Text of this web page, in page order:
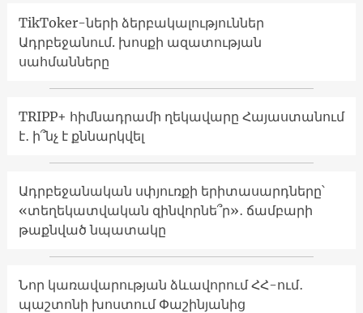
TikToker-ների ձերբակալություններ
Ադրբեջանում. խոսքի ազատության
սահմանները
TRIPP+ հիմնադրամի ղեկավարը Հայաստանում
է․ ի՞նչ է քննարկվել
Ադրբեջանական սփյուռքի երիտասարդները՝
«տեղեկատվական զինվորնե՞ր»․ ճամբարի
թաքնված նպատակը
Նոր կառավարության ձևավորում ՀՀ-ում․
պաշտոնի խոստում Փաշինյանից